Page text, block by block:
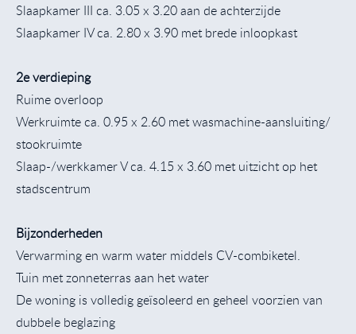
Slaapkamer III ca. 3.05 x 3.20 aan de achterzijde
Slaapkamer IV ca. 2.80 x 3.90 met brede inloopkast
2e verdieping
Ruime overloop
Werkruimte ca. 0.95 x 2.60 met wasmachine-aansluiting/
stookruimte
Slaap-/werkkamer V ca. 4.15 x 3.60 met uitzicht op het
stadscentrum
Bijzonderheden
Verwarming en warm water middels CV-combiketel.
Tuin met zonneterras aan het water
De woning is volledig geïsoleerd en geheel voorzien van
dubbele beglazing